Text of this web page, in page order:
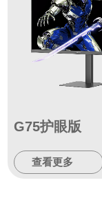
G75护眼版
查看更多